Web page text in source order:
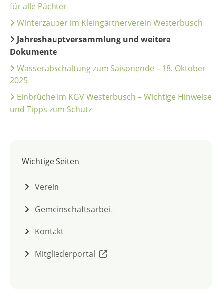
für alle Pächter
Winterzauber im Kleingärtnerverein Westerbusch
Jahreshauptversammlung und weitere
Dokumente
Wasserabschaltung zum Saisonende – 18. Oktober
2025
Einbrüche im KGV Westerbusch – Wichtige Hinweise
und Tipps zum Schutz
Wichtige Seiten
Verein
Gemeinschaftsarbeit
Kontakt
Mitgliederportal